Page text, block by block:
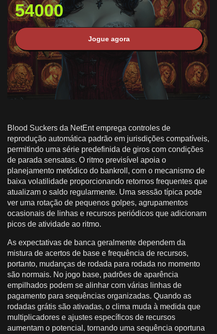
54000
Jogue agora
Blood Suckers da NetEnt emprega controles de
reprodução automática padrão em jurisdições compatíveis,
permitindo uma série predefinida de giros com condições
de parada sensatas. O ritmo previsível apoia o
planejamento metódico do bankroll, com o mecanismo de
baixa volatilidade proporcionando retornos frequentes que
atualizam o saldo regularmente. Uma sessão típica pode
ver uma rotação de pequenos golpes, agrupamentos
ocasionais de linhas e recursos periódicos que adicionam
picos de atividade ao ritmo.
As expectativas de banca geralmente dependem da
mistura de acertos de base e frequência de recursos,
portanto, mudanças de rodada para rodada no momento
são normais. No jogo base, padrões de aparência
empilhados podem se alinhar com várias linhas de
pagamento para sequências organizadas. Quando as
rodadas grátis são ativadas, o clima muda à medida que
multiplicadores e ajustes específicos de recursos
aumentam o potencial, tornando uma sequência oportuna